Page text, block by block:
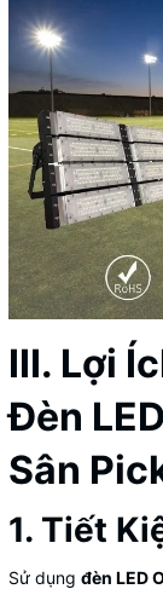
III. Lợi
Đèn
Sân
1. Tiết
Sử dụng đèn LED